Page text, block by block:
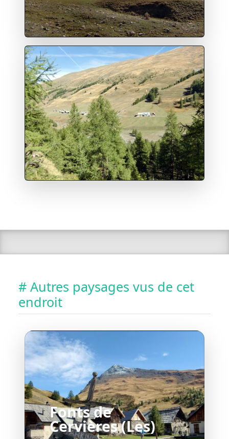
# Autres paysages vus de cet
endroit
Fonts de
Cervières (Les)